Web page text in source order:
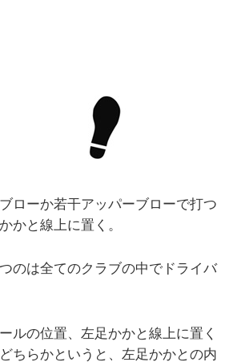
ローか若干アッパーブローで打つ
かと線上に置く。
のは全てのクラブの中でドライバ
ルの位置、左足かかと線上に置く
ちらかというと、左足かかとの内